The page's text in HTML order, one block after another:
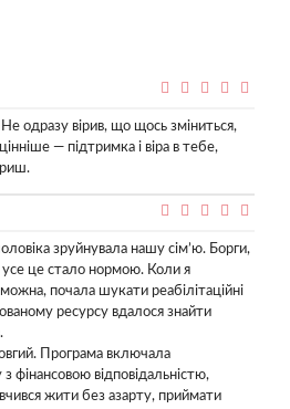
одразу вірив, що щось зміниться,
— підтримка і віра в тебе,
зруйнувала нашу сім’ю. Борги,
усе це стало нормою. Коли я
почала шукати реабілітаційні
ресурсу вдалося знайти
Програма включала
з фінансовою відповідальністю,
вчився жити без азарту, приймати